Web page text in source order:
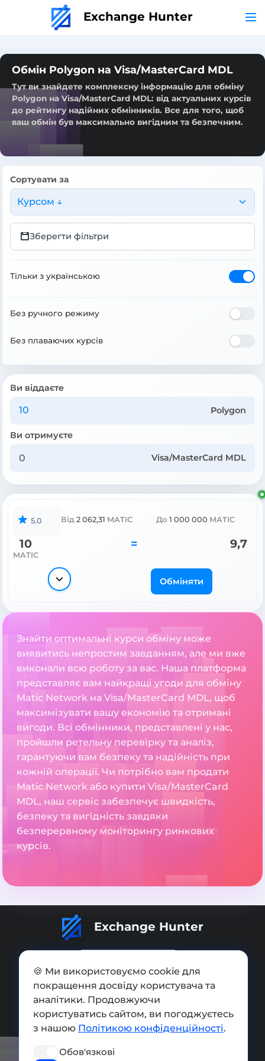
Exchange Hunter
Обмін Polygon на Visa/MasterCard MDL
Тут ви знайдете комплексну інформацію для обміну
Polygon на Visa/MasterCard MDL: від актуальних курсів
до рейтингу надійних обмінників. Все для того, щоб
ваш обмін був максимально вигідним та безпечним.
Сортувати за
Курсом ↓
Зберегти фільтри
Тільки з українською
Без ручного режиму
Без плаваючих курсів
Ви віддаєте
Polygon
Ви отримуєте
Visa/MasterCard MDL
5.0 Від 2 062,31 MATIC До 1 000 000 MATIC
10
MATIC
= 9,7
Обміняти
Знайти оптимальні курси обміну може
виявитись непростим завданням, але ми вже
виконали всю роботу за вас. Наша платформа
представляє вам найкращі угоди для обміну
Matic Network на Visa/MasterCard MDL, щоб
максимізувати вашу економію та отримані
вигоди. Всі обмінники, представлені у нас,
пройшли ретельну перевірку та аналіз,
гарантуючи вам безпеку та надійність при
кожній операції. Чи потрібно вам продати
Matic Network або купити Visa/MasterCard
MDL, наш сервіс забезпечує швидкість,
безпеку та вигідність завдяки
безперервному моніторингу ринкових
курсів.
Exchange Hunter
Додати обмінник
Мапа сайту
🍪 Ми використовуємо cookie для
покращення досвіду користувача та
аналітики. Продовжуючи
користуватись сайтом, ви погоджуєтесь
з нашою Політикою конфіденційності.
Обов'язкові